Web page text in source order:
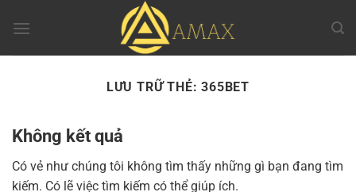
đến
LƯU TRỮ THẺ:365BET
Không kết quả
Có vẻ như chúng tôi không tìm thấy những gì bạn đang tìm
kiếm. Có lẽ việc tìm kiếm có thể giúp ích.